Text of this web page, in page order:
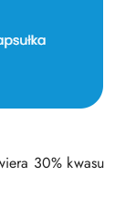
30% kwasu